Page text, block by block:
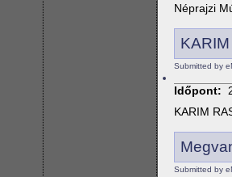
Néprajzi
Submitted by
Időpont:
KARIM
Submitted by